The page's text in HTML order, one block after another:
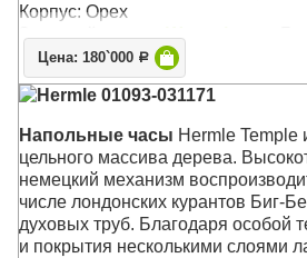
Корпус: Орех
Звуковой сигнал:Westminster
Размер: 196 х 48 х 42 см
Цена: 180`000 Р
Hermle 01093-031171
Напольные часы Hermle Temple
цельного массива дерева.
немецкий механизм
числе лондонских курантов Биг-
духовых труб. Благодаря особой
и покрытия несколькими слоями